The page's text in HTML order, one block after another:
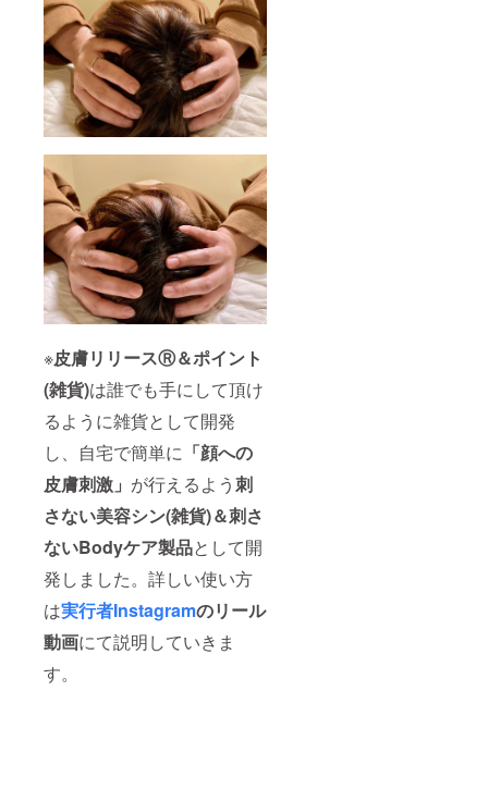
※皮膚リリースⓇ＆ポイント
(雑貨)は誰でも手にして頂け
るように雑貨として開発
し、自宅で簡単に 「顔への
皮膚刺激」 が行えるよう刺
さない美容シン(雑貨)＆刺さ
ないBodyケア製品として開
発しました。詳しい使い方
は実行者Instagramのリール
動画にて説明していきま
す。